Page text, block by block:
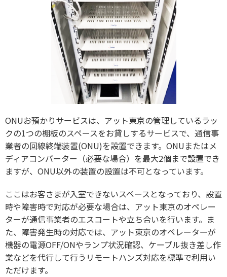
ONUお預かりサービスは、アット東京の管理しているラッ
クの1つの棚板のスペースをお貸しするサービスで、通信事
業者の回線終端装置(ONU)を設置できます。ONUまたはメ
ディアコンバーター（必要な場合）を最大2個まで設置でき
ますが、ONU以外の装置の設置は不可となっています。
ここはお客さまが入室できないスペースとなっており、設置
時や障害時で対応が必要な場合は、アット東京のオペレー
ターが通信事業者のエスコートや立ち合いを行います。ま
た、障害発生時の対応では、アット東京のオペレーターが
機器の電源OFF/ONやランプ状況確認、ケーブル抜き差し作
業などを代行して行うリモートハンズ対応を標準で利用い
ただけます。